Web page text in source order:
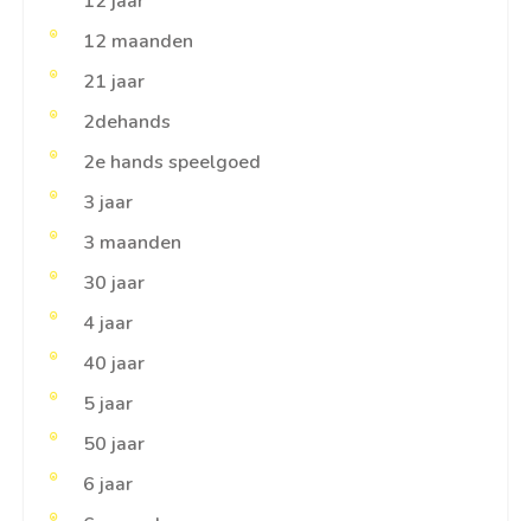
12 maanden
21 jaar
2dehands
2e hands speelgoed
3 jaar
3 maanden
30 jaar
4 jaar
40 jaar
5 jaar
50 jaar
6 jaar